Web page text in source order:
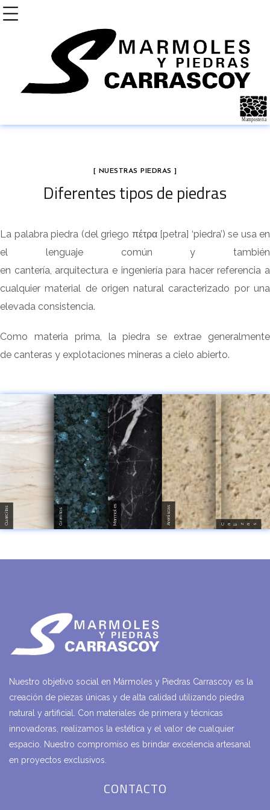
[ NUESTRAS PIEDRAS ]
Diferentes tipos de piedras
La palabra piedra (del griego πέτρα [petra] ‘piedra’) se usa en
el lenguaje común y también
en cantería, arquitectura e ingeniería para hacer referencia a
cualquier material de origen natural caracterizado por una
elevada consistencia.
Como materia prima, la piedra se extrae generalmente
de canteras y explotaciones mineras a cielo abierto.
Cuarcitas Granitos Marmoles Areniscas Calizas
Nuestro objetivo social en Mármoles y Piedras Carrascoy es la
creación de piezas únicas y de alta calidad utilizando piedra
natural y artificial. Con materiales de primera y técnicas
innovadoras, realizamos la estética y el valor de cualquier
espacio. Nuestro compromiso es brindar excelencia artesanal
en proyectos exclusivos.
CONTACTO